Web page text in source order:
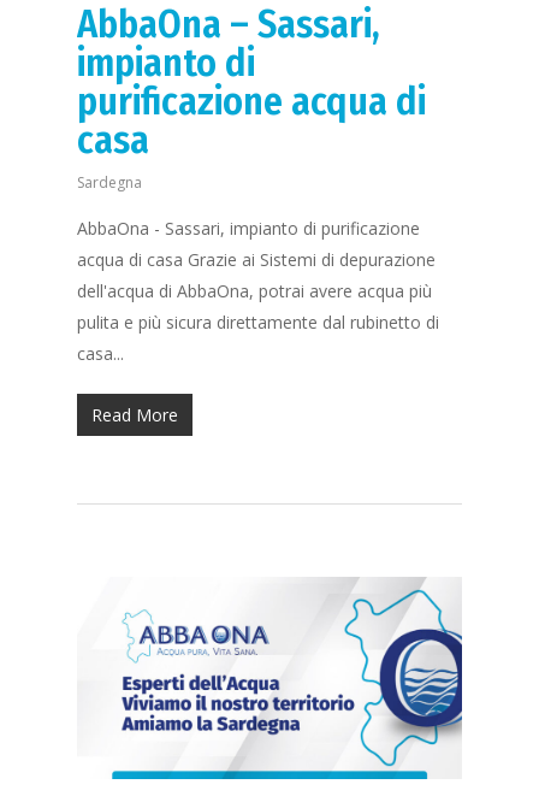
AbbaOna – Sassari,
impianto di
purificazione acqua di
casa
Sardegna
AbbaOna - Sassari, impianto di purificazione
acqua di casa Grazie ai Sistemi di depurazione
dell'acqua di AbbaOna, potrai avere acqua più
pulita e più sicura direttamente dal rubinetto di
casa...
Read More
Perchè purificare
Prodotti
Addolcitori
News